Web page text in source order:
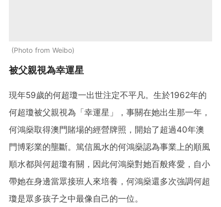
Photo from Weibo
被父親視為幸運星
現年59歲的何超瓊一出世注定不平凡。生於1962年的
何超瓊被父親視為「幸運星」，事關在她出生那一年，
何鴻燊取得澳門賭場的經營牌照，開始了超過40年澳
門博彩業的壟斷。篤信風水的何鴻燊認為事業上的順風
順水都與何超瓊有關，因此何鴻燊對她百般疼愛，自小
帶她在身邊當眾接班人來培養，何鴻燊還多次強調何超
瓊是眾多孩子之中最像自己的一位。